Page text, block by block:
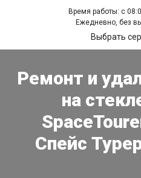
Время работы: с
Ежедневно, без
Выбрать
Ремонт и
на
Спейс